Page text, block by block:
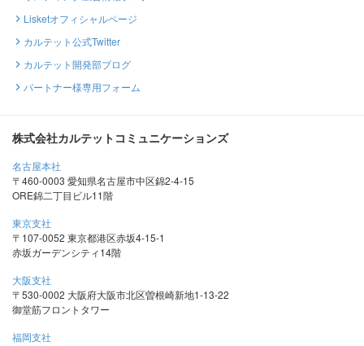
Lisketオフィシャルページ
カルテット公式Twitter
カルテット開発部ブログ
パートナー様専用フォーム
株式会社カルテットコミュニケーションズ
名古屋本社
〒460-0003 愛知県名古屋市中区錦2-4-15
ORE錦二丁目ビル11階
東京支社
〒107-0052 東京都港区赤坂4-15-1
赤坂ガーデンシティ14階
大阪支社
〒530-0002 大阪府大阪市北区曽根崎新地1-13-22
御堂筋フロントタワー
福岡支社